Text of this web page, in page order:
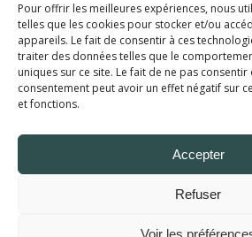
Pour offrir les meilleures expériences, nous
telles que les cookies pour stocker et/ou
appareils. Le fait de consentir à ces
traiter des données telles que le
uniques sur ce site. Le fait de ne pas
consentement peut avoir un effet négatif sur
et fonctions.
Accepter
Refuser
Voir les
Statuts de l’AMI
Règlement intérieur
Grille tarifaire
Rapport d'activité 2025
Politique de Confidentialité
Mentions Légales
. Tous droits